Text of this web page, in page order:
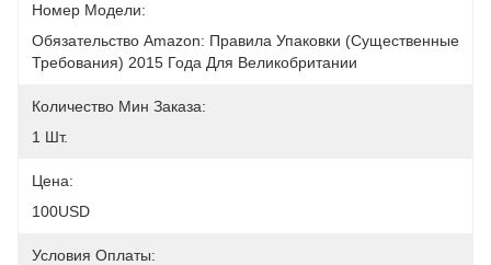
Номер Модели:
Обязательство Amazon: Правила Упаковки (существенные
Требования) 2015 Года Для Великобритании
Количество Мин Заказа:
1 Шт.
Цена:
100USD
Условия Оплаты: